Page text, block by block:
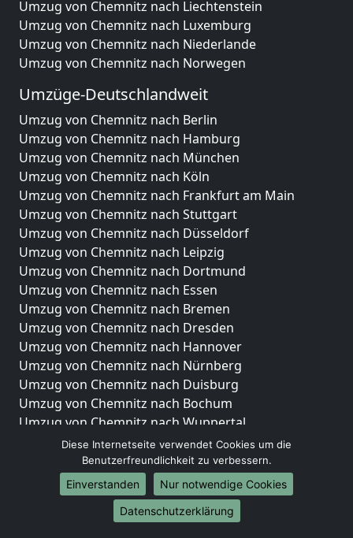
Umzug von Chemnitz nach Liechtenstein
Umzug von Chemnitz nach Luxemburg
Umzug von Chemnitz nach Niederlande
Umzug von Chemnitz nach Norwegen
Umzüge-Deutschlandweit
Umzug von Chemnitz nach Berlin
Umzug von Chemnitz nach Hamburg
Umzug von Chemnitz nach München
Umzug von Chemnitz nach Köln
Umzug von Chemnitz nach Frankfurt am Main
Umzug von Chemnitz nach Stuttgart
Umzug von Chemnitz nach Düsseldorf
Umzug von Chemnitz nach Leipzig
Umzug von Chemnitz nach Dortmund
Umzug von Chemnitz nach Essen
Umzug von Chemnitz nach Bremen
Umzug von Chemnitz nach Dresden
Umzug von Chemnitz nach Hannover
Umzug von Chemnitz nach Nürnberg
Umzug von Chemnitz nach Duisburg
Umzug von Chemnitz nach Bochum
Umzug von Chemnitz nach Wuppertal
Umzug von Chemnitz nach Bielefeld
Umzug von Chemnitz nach Bonn
Umzug von Chemnitz nach Münster
Internationale-Umzüge
Diese Internetseite verwendet Cookies um die
Benutzerfreundlichkeit zu verbessern.
Einverstanden
Nur notwendige Cookies
Datenschutzerklärung